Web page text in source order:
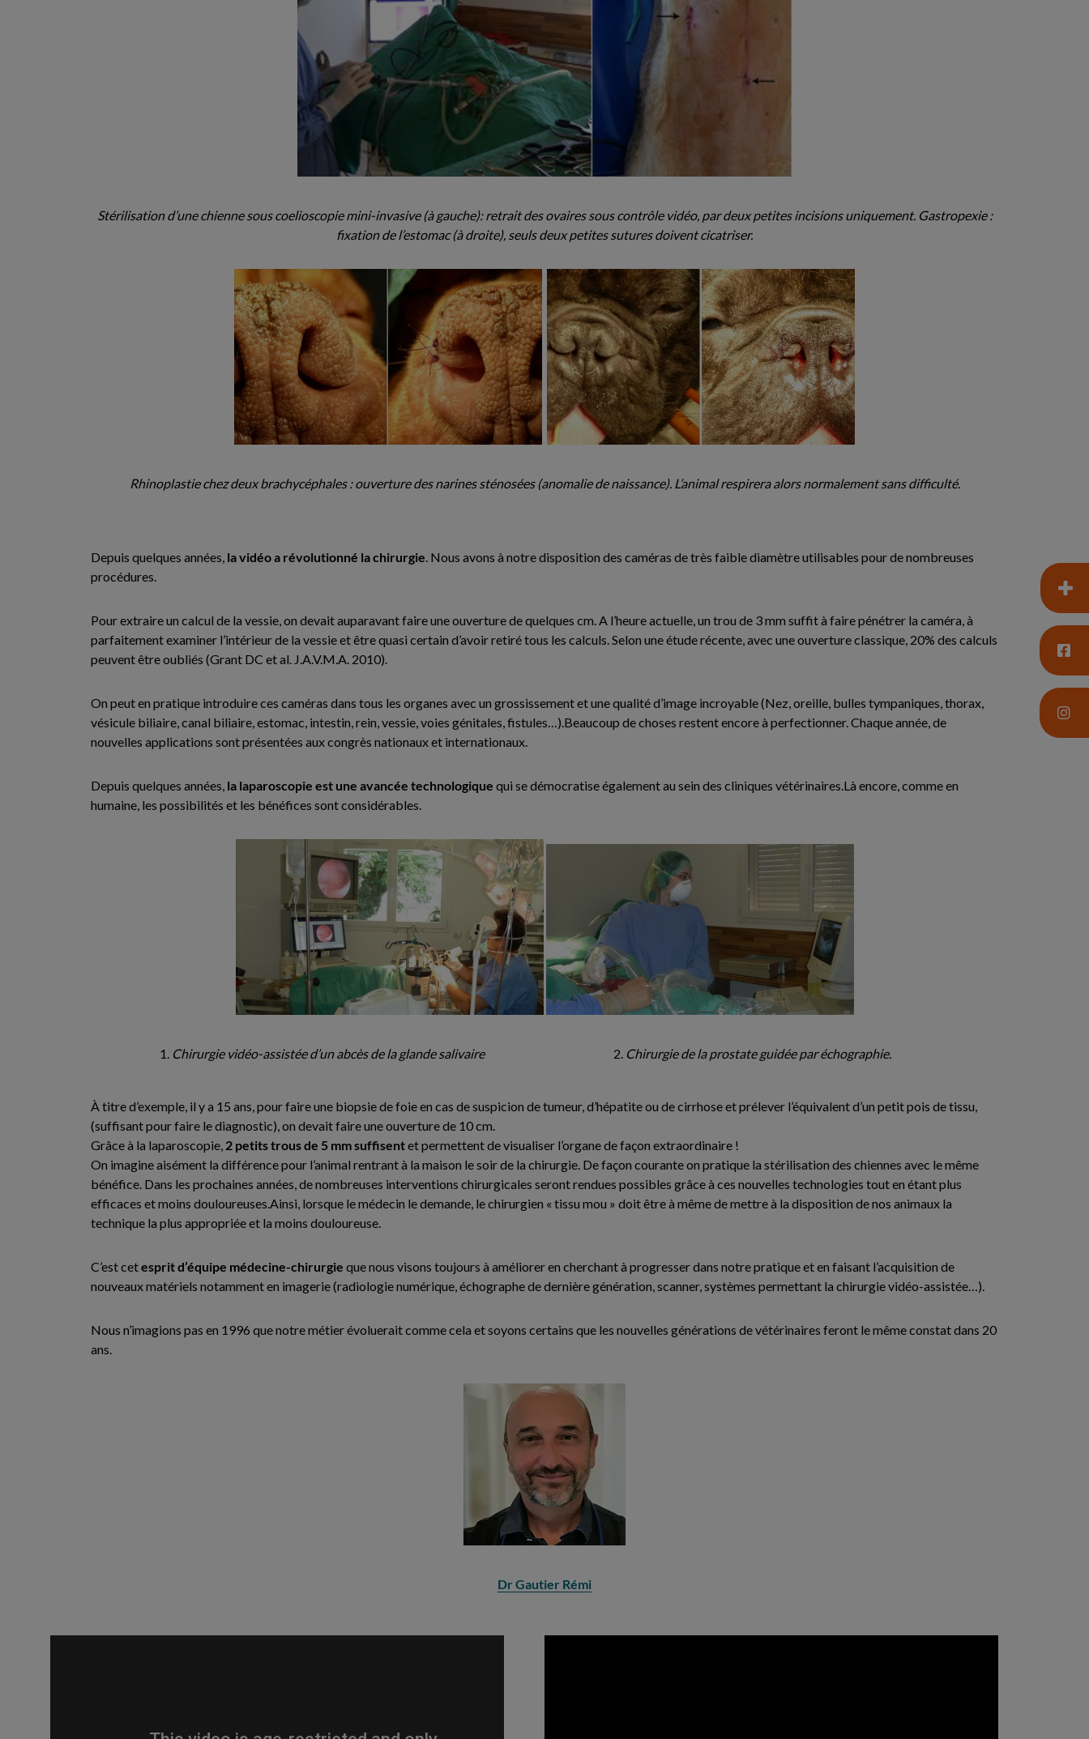
Stérilisation d’une chienne sous coelioscopie mini-invasive (à gauche): retrait des ovaires sous contrôle vidéo, par deux petites incisions uniquement. Gastropexie :
fixation de l’estomac (à droite), seuls deux petites sutures doivent cicatriser.
Rhinoplastie chez deux brachycéphales : ouverture des narines sténosées (anomalie de naissance). L’animal respirera alors normalement sans difficulté.
Depuis quelques années, la vidéo a révolutionné la chirurgie. Nous avons à notre disposition des caméras de très faible diamètre utilisables pour de nombreuses
procédures.
Pour extraire un calcul de la vessie, on devait auparavant faire une ouverture de quelques cm. A l’heure actuelle, un trou de 3 mm suffit à faire pénétrer la caméra, à
parfaitement examiner l’intérieur de la vessie et être quasi certain d’avoir retiré tous les calculs. Selon une étude récente, avec une ouverture classique, 20% des calculs
peuvent être oubliés (Grant DC et al. J.A.V.M.A. 2010).
On peut en pratique introduire ces caméras dans tous les organes avec un grossissement et une qualité d’image incroyable (Nez, oreille, bulles tympaniques, thorax,
vésicule biliaire, canal biliaire, estomac, intestin, rein, vessie, voies génitales, fistules…).Beaucoup de choses restent encore à perfectionner. Chaque année, de
nouvelles applications sont présentées aux congrès nationaux et internationaux.
Depuis quelques années, la laparoscopie est une avancée technologique qui se démocratise également au sein des cliniques vétérinaires.Là encore, comme en
humaine, les possibilités et les bénéfices sont considérables.
Chirurgie vidéo-assistée d’un abcès de la glande salivaire Chirurgie de la prostate guidée par échographie.
À titre d’exemple, il y a 15 ans, pour faire une biopsie de foie en cas de suspicion de tumeur, d’hépatite ou de cirrhose et prélever l’équivalent d’un petit pois de tissu,
(suffisant pour faire le diagnostic), on devait faire une ouverture de 10 cm.
Grâce à la laparoscopie, 2 petits trous de 5 mm suffisentet permettent de visualiser l’organe de façon extraordinaire !
On imagine aisément la différence pour l’animal rentrant à la maison le soir de la chirurgie. De façon courante on pratique la stérilisation des chiennes avec le même
bénéfice. Dans les prochaines années, de nombreuses interventions chirurgicales seront rendues possibles grâce à ces nouvelles technologies tout en étant plus
efficaces et moins douloureuses.Ainsi, lorsque le médecin le demande, le chirurgien « tissu mou » doit être à même de mettre à la disposition de nos animaux la
technique la plus appropriée et la moins douloureuse.
C’est cetesprit d’équipe médecine-chirurgie que nous visons toujours à améliorer en cherchant à progresser dans notre pratique et en faisant l’acquisition de
nouveaux matériels notamment en imagerie (radiologie numérique, échographe de dernière génération, scanner, systèmes permettant la chirurgie vidéo-assistée…).
Nous n’imagions pas en 1996 que notre métier évoluerait comme cela et soyons certains que les nouvelles générations de vétérinaires feront le même constat dans 20
ans.
Dr Gautier Rémi